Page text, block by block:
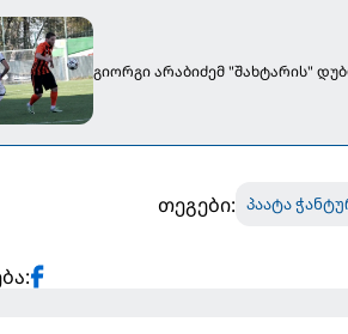
გიორგი არაბიძემ "შახტარის"
თეგები: პაატა